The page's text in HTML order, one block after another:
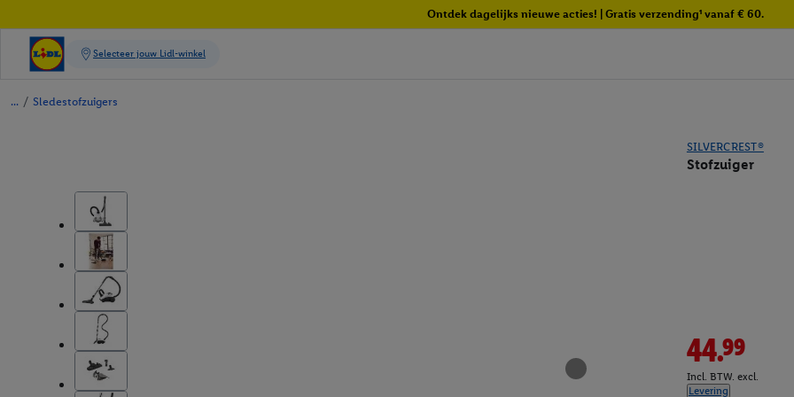
Ontdek dagelijks nieuwe acties! | Gratis verzending¹ vanaf € 60.
/ Sledestofzuigers
SILVERCREST®
Stofzuiger
44.99
Incl. BTW. excl.
Levering